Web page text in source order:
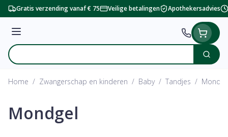
Ga naar de inhoud
Gratis verzending vanaf € 75 Veilige betalingen Apothekersadvies
Menu
Product, merk, categorie...
Zoek
Home / Zwangerschap en kinderen / Baby / Tandjes /
Mondgel